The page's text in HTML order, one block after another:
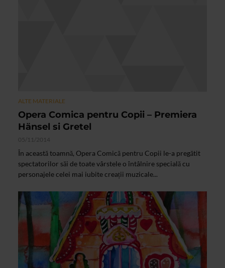
ALTE MATERIALE
Opera Comica pentru Copii – Premiera
Hänsel si Gretel
05/11/2014
În această toamnă, Opera Comică pentru Copii le-a pregătit
spectatorilor săi de toate vârstele o întâlnire specială cu
personajele celei mai iubite creații muzicale...